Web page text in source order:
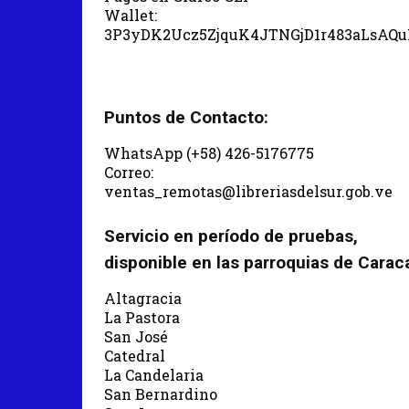
Wallet:
Puntos de Contacto:
WhatsApp (+58) 426-5176775
Correo:
ventas_remotas@libreriasdelsur.gob.ve
Servicio en período de pruebas,
disponible en las parroquias de
Altagracia
La Pastora
San José
Catedral
La Candelaria
San Bernardino